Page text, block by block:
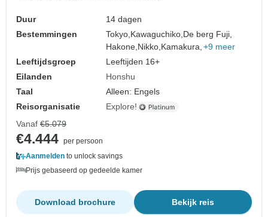
Duur
14 dagen
Bestemmingen
Tokyo,Kawaguchiko,De berg Fuji,
Hakone,Nikko,Kamakura, +9 meer
Leeftijdsgroep
Leeftijden 16+
Eilanden
Honshu
Taal
Alleen: Engels
Reisorganisatie
Explore!
Vanaf €5.079
€4.444 per persoon
Aanmelden to unlock savings
Prijs gebaseerd op gedeelde kamer
Bekijk reis
Download brochure